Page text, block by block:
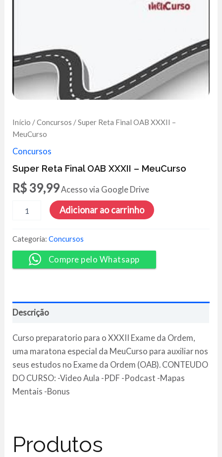
Início /Concursos / Super Reta Final OAB XXXII –
MeuCurso
Concursos
Super Reta Final OAB XXXII – MeuCurso
R$ 39,99Acesso via Google Drive
Reta
OAB
XXXII
-
MeuCurso
Adicionar ao carrinho
Categoria:Concursos
Compre pelo Whatsapp
Descrição
Curso preparatorio para o XXXII Exame da Ordem,
uma maratona especial da MeuCurso para auxiliar nos
seus estudos no Exame da Ordem (OAB). CONTEUDO
DO CURSO: -Video Aula -PDF -Podcast -Mapas
Mentais -Bonus
Produtos